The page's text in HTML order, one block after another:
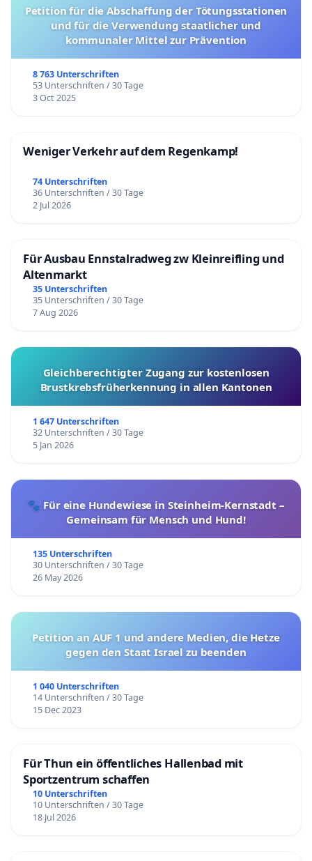
Petition für die Abschaffung der Tötungsstationen
und für die Verwendung staatlicher und
kommunaler Mittel zur Prävention
8 763 Unterschriften
53 Unterschriften / 30 Tage
3 Oct 2025
Weniger Verkehr auf dem Regenkamp!
74 Unterschriften
36 Unterschriften / 30 Tage
2 Jul 2026
Für Ausbau Ennstalradweg zw Kleinreifling und
Altenmarkt
35 Unterschriften
35 Unterschriften / 30 Tage
7 Aug 2026
Gleichberechtigter Zugang zur kostenlosen
Brustkrebsfrüherkennung in allen Kantonen
1 647 Unterschriften
32 Unterschriften / 30 Tage
5 Jan 2026
🐾 Für eine Hundewiese in Steinheim-Kernstadt –
Gemeinsam für Mensch und Hund!
135 Unterschriften
30 Unterschriften / 30 Tage
26 May 2026
Petition an AUF 1 und andere Medien, die Hetze
gegen den Staat Israel zu beenden
1 040 Unterschriften
14 Unterschriften / 30 Tage
15 Dec 2023
Für Thun ein öffentliches Hallenbad mit
Sportzentrum schaffen
10 Unterschriften
10 Unterschriften / 30 Tage
18 Jul 2026